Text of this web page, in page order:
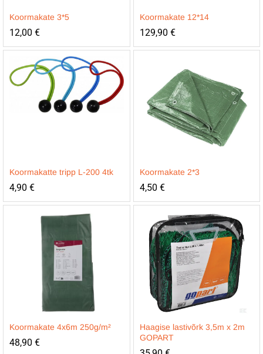
Koormakate 3*5
12,00 €
Koormakate 12*14
129,90 €
Koormakatte tripp L-200 4tk
4,90 €
Koormakate 2*3
4,50 €
Koormakate 4x6m 250g/m²
48,90 €
Haagise lastivõrk 3,5m x 2m
GOPART